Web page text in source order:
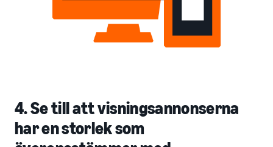
4. Se till att visningsannonserna
har en storlek som